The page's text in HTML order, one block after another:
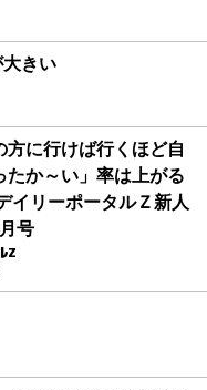
大きい
方に行けば行くほど自
たか～い」率は上がる
イリーポータルＺ新人
号
Z